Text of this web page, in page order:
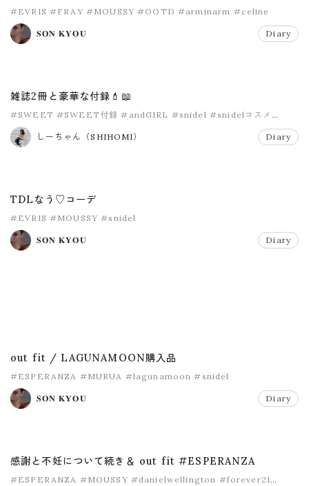
#EVRIS #FRAY #MOUSSY #OOTD #arminarm #celine
𝐒𝐎𝐍 𝐊𝐘𝐎𝐔 Diary
雑誌2冊と豪華な付録💄📖
#SWEET #SWEET付録 #andGIRL #snidel #snidelコスメ
#アンドガー
しーちゃん（SHIHOMI）
Diary
TDLなう♡コーデ
#EVRIS #MOUSSY #snidel
𝐒𝐎𝐍 𝐊𝐘𝐎𝐔 Diary
out fit / LAGUNAMOON購入品
#ESPERANZA #MURUA #lagunamoon #snidel
𝐒𝐎𝐍 𝐊𝐘𝐎𝐔 Diary
感謝と不妊について続き＆ out fit #ESPERANZA
#ESPERANZA #MOUSSY #danielwellington #forever21